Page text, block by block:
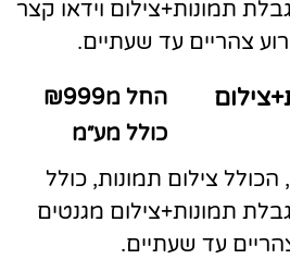
תמונות+צילום וידאו קצר
צהריים עד שעתיים.
החל מ₪999
כולל מע״מ
הכולל צילום תמונות, כולל
תמונות+צילום מגנטים
עד שעתיים.